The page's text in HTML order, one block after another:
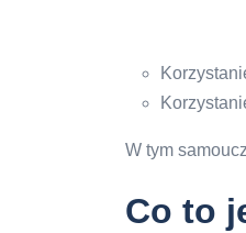
W tym
Co to